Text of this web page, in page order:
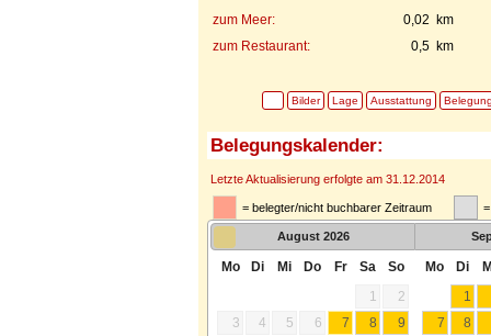
0,02 km
zum Meer:
0,5 km
zum Restaurant:
Bilder Lage Ausstattung
Belegungskalender:
Letzte Aktualisierung erfolgte am 31.12.2014
= belegter/nicht buchbarer Zeitraum
August 2026
Mo Di Mi Do Fr Sa
So
1
2
3
4 5 6 7 8
9
Mo Di
1
7
8